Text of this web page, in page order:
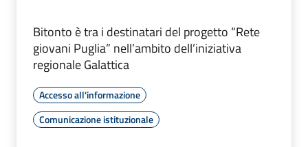
Bitonto è tra i destinatari del progetto “Rete
giovani Puglia” nell’ambito dell’iniziativa
regionale Galattica
Accesso all'informazione
Comunicazione istituzionale